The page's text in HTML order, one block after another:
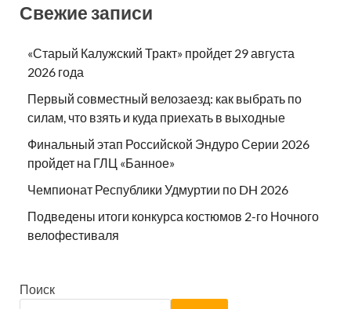
Свежие записи
«Старый Калужский Тракт» пройдет 29 августа
2026 года
Первый совместный велозаезд: как выбрать по
силам, что взять и куда приехать в выходные
Финальный этап Российской Эндуро Серии 2026
пройдет на ГЛЦ «Банное»
Чемпионат Республики Удмуртии по DH 2026
Подведены итоги конкурса костюмов 2-го Ночного
велофестиваля
Поиск